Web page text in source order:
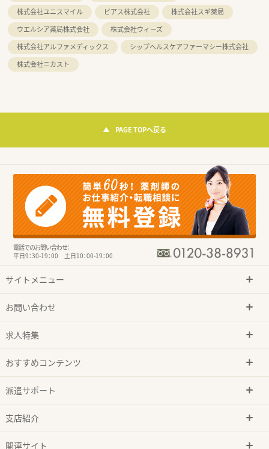
株式会社ユニスマイル
ピアス株式会社
株式会社スギ薬局
ウエルシア薬局株式会社
株式会社ウィーズ
株式会社アルファメディックス
シップヘルスケアファーマシー株式会社
株式会社ニカスト
PAGE TOPへ戻る
電話でのお問い合わせ：
平日9：30-19：00 土日10：00-19：00
サイトメニュー
お問い合わせ
求人特集
おすすめコンテンツ
派遣サポート
支店紹介
関連サイト